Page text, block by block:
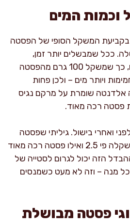
וכמות המים
בקביעת המשקל הסופי של הפסטה
ככל שמבשלים יותר זמן,
הפסטה סופגת יותר מים, כך שמשקל 100 גרם מהפסטה
ויותר מים – ולכן פחות
אלדנטה שומרת על מרקם נגיס
פסטה רכה מאוד.
ואחרי בישול. גיליתי שפסטה
אלדנטה מכפילה את משקלה פי 2.5 ואילו פסטה רכה מאוד
להכפיל פי 3.5. ההבדל הזה יכול לגרום לסטייה של
כל מנה – וזה לא מעט כשמנסים
פסטה מבושלת